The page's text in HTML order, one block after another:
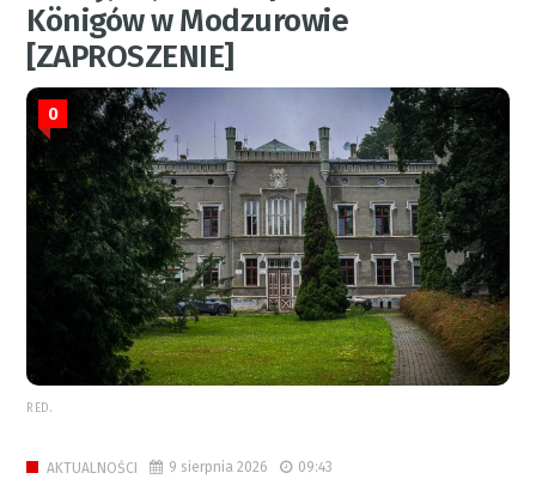
Königów w Modzurowie
[ZAPROSZENIE]
0
RED.
AKTUALNOŚCI 9 sierpnia 2026 09:43